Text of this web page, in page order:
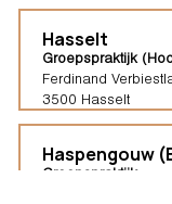
Hasselt
Groepspraktijk
Ferdinand
3500 Hasselt
Haspengouw